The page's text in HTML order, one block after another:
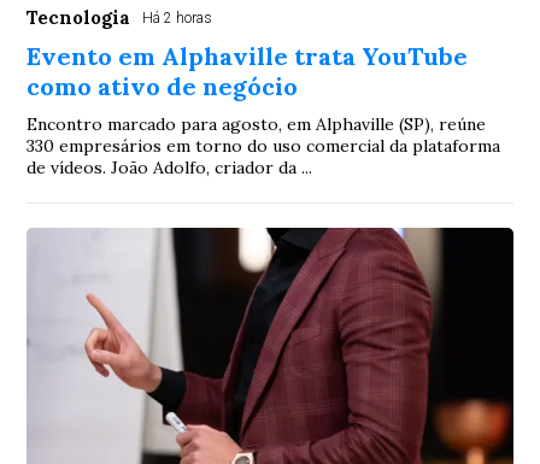
Tecnologia Há 2 horas
Evento em Alphaville trata YouTube
como ativo de negócio
Encontro marcado para agosto, em Alphaville (SP), reúne
330 empresários em torno do uso comercial da plataforma
de vídeos. João Adolfo, criador da ...